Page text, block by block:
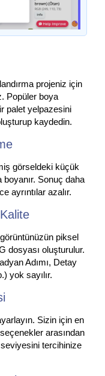
projeniz için
Popüler boya
palet yelpazesini
kaydedin.
görseldeki küçük
Sonuç daha
ayrıntılar azalır.
piksel
dosyası oluşturulur.
Adımı, Detay
yok sayılır.
Sizin için en
arasından
tercihinize